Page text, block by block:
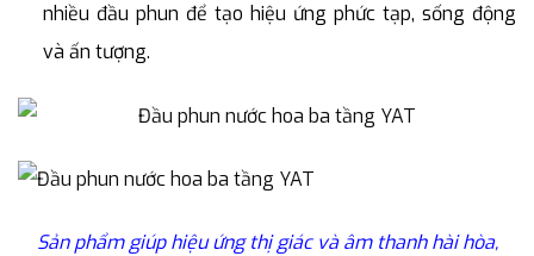
nhiều đầu phun để tạo hiệu ứng phức tạp, sống động
và ấn tượng.
Sản phẩm giúp hiệu ứng thị giác và âm thanh hài hòa,